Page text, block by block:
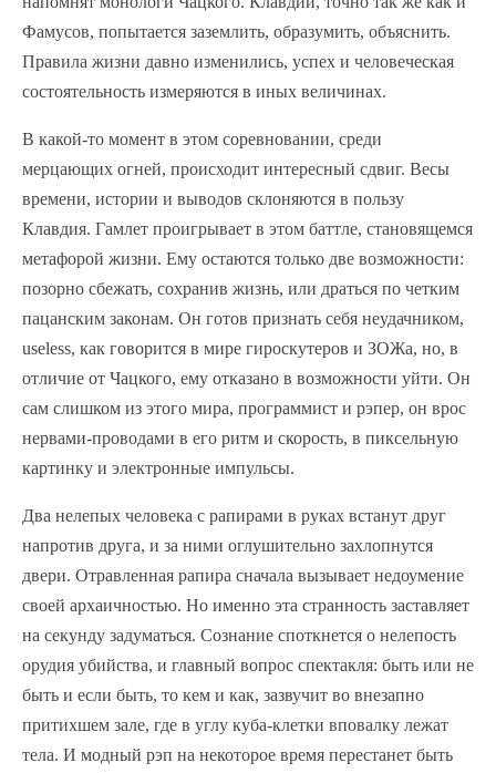
Фамусов, попытается заземлить, образумить, объяснить.
Правила жизни давно изменились, успех и человеческая
состоятельность измеряются в иных величинах.
В какой-то момент в этом соревновании, среди
мерцающих огней, происходит интересный сдвиг. Весы
времени, истории и выводов склоняются в пользу
Клавдия. Гамлет проигрывает в этом баттле, становящемся
метафорой жизни. Ему остаются только две возможности:
позорно сбежать, сохранив жизнь, или драться по четким
пацанским законам. Он готов признать себя неудачником,
useless, как говорится в мире гироскутеров и ЗОЖа, но, в
отличие от Чацкого, ему отказано в возможности уйти. Он
сам слишком из этого мира, программист и рэпер, он врос
нервами-проводами в его ритм и скорость, в пиксельную
картинку и электронные импульсы.
Два нелепых человека с рапирами в руках встанут друг
напротив друга, и за ними оглушительно захлопнутся
двери. Отравленная рапира сначала вызывает недоумение
своей архаичностью. Но именно эта странность заставляет
на секунду задуматься. Сознание споткнется о нелепость
орудия убийства, и главный вопрос спектакля: быть или не
быть и если быть, то кем и как, зазвучит во внезапно
притихшем зале, где в углу куба-клетки вповалку лежат
тела. И модный рэп на некоторое время перестанет быть